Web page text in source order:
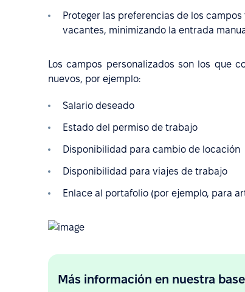
Proteger las preferencias de los
vacantes, minimizando la entrada
Los campos personalizados son los que
nuevos, por ejemplo:
Salario deseado
Estado del permiso de trabajo
Disponibilidad para cambio de locación
Disponibilidad para viajes de trabajo
Enlace al portafolio (por ejemplo, para
Más información en nuestra